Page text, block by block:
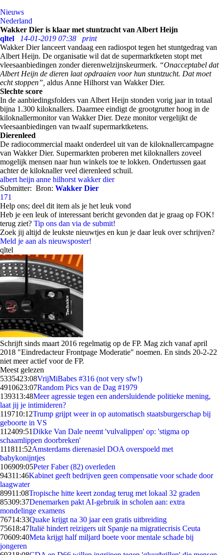
Nieuws
Nederland
Wakker Dier is klaar met stuntzucht van Albert Heijn
qltel
14-01-2019 07:38
print
Wakker Dier lanceert vandaag een radiospot tegen het stuntgedrag van
Albert Heijn. De organisatie wil dat de supermarktketen stopt met
vleesaanbiedingen zonder dierenwelzijnskeurmerk. “Onacceptabel dat
Albert Heijn de dieren laat opdraaien voor hun stuntzucht. Dat moet
echt stoppen”, aldus Anne Hilhorst van Wakker Dier.
Slechte score
In de aanbiedingsfolders van Albert Heijn stonden vorig jaar in totaal
bijna 1.300 kiloknallers. Daarmee eindigt de grootgrutter hoog in de
kiloknallermonitor van Wakker Dier. Deze monitor vergelijkt de
vleesaanbiedingen van twaalf supermarktketens.
Dierenleed
De radiocommercial maakt onderdeel uit van de kiloknallercampagne
van Wakker Dier. Supermarkten proberen met kiloknallers zoveel
mogelijk mensen naar hun winkels toe te lokken. Ondertussen gaat
achter de kiloknaller veel dierenleed schuil.
albert heijn anne hilhorst wakker dier
Submitter: Bron: Wakker Dier
171
Help ons; deel dit item als je het leuk vond
Heb je een leuk of interessant bericht gevonden dat je graag op FOK!
terug ziet? Tip ons dan via de submit!
Zoek jij altijd de leukste nieuwtjes en kun je daar leuk over schrijven?
Meld je aan als nieuwsposter!
qltel
Schrijft sinds maart 2016 regelmatig op de FP. Mag zich vanaf april
2018 "Eindredacteur Frontpage Moderatie" noemen. En sinds 20-2-22
niet meer actief voor de FP.
Meest gelezen
5335423:08VrijMiBabes #316 (not very sfw!)
4910623:07Random Pics van de Dag #1979
139313:48Meer agressie tegen een andersluidende politieke mening,
laat jij je intimideren?
119710:12Trump grijpt weer in op automatisch staatsburgerschap bij
geboorte in VS
112409:51Dikke Van Dale neemt 'vulvalippen' op: 'stigma op
schaamlippen doorbreken'
111811:52Amsterdams dierenasiel DOA overspoeld met
babykonijntjes
106909:05Peter Faber (82) overleden
94311:46Kabinet geeft bedrijven geen compensatie voor schade door
laagwater
89911:08Tropische hitte keert zondag terug met lokaal 32 graden
85309:37Denemarken pakt AI-gebruik in scholen aan: extra
mondelinge examens
76714:33Quake krijgt na 30 jaar een gratis uitbreiding
75618:47Italië hindert reizigers uit Spanje na migratiecrisis Ceuta
70609:40Meta krijgt half miljard boete voor mentale schade bij
jongeren